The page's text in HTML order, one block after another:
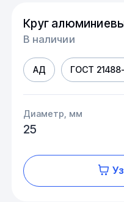
Круг
В наличии
АД ГОСТ
Диаметр, мм
25